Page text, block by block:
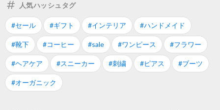
人気ハッシュタグ
#セール #ギフト #インテリア #ハンドメイド
#靴下 #コーヒー #sale #ワンピース #フラワー
#ヘアケア #スニーカー #刺繍 #ピアス #ブーツ
#オーガニック